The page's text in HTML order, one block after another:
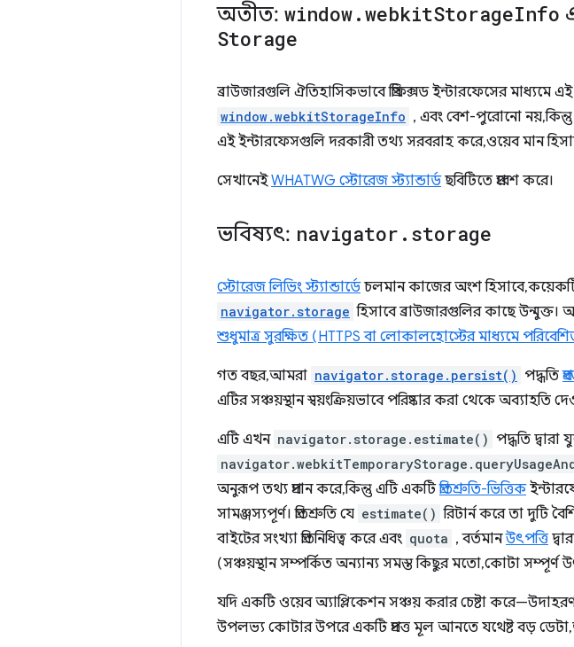
অতীত: window.webkitStorageInfo
Storage
ব্রাউজারগুলি ঐতিহাসিকভাবে প্রিফিক্সড ইন্টারফেসের
window.webkitStorageInfo , এবং বেশ-পুরোনো নয়,
এই ইন্টারফেসগুলি দরকারী তথ্য সরবরাহ করে, ওয়েব মান
সেখানেইWHATWG স্টোরেজ স্ট্যান্ডার্ডছবিটিতে প্রবেশ করে।
ভবিষ্যৎ: navigator . storage
স্টোরেজ লিভিং স্ট্যান্ডার্ডেচলমান কাজের অংশ হিসাবে,
navigator.storage হিসাবে ব্রাউজারগুলির কাছে
শুধুমাত্র সুরক্ষিত (HTTPS বা লোকালহোস্টের মাধ্যমে
গত বছর, আমরা navigator.storage.persist() পদ্ধতি
এটির সঞ্চয়স্থান স্বয়ংক্রিয়ভাবে পরিষ্কার করা থেকে অব্যাহতি
এটি এখন navigator.storage.estimate() পদ্ধতি দ্বারা
অনুরূপ তথ্য প্রদান করে, কিন্তু এটি একটিপ্রতিশ্রুতি-ভিত্তিক
সামঞ্জস্যপূর্ণ। প্রতিশ্রুতি যে estimate() রিটার্ন করে তা দুটি
বাইটের সংখ্যা প্রতিনিধিত্ব করে এবং quota , বর্তমানউৎপত্তি
(সঞ্চয়স্থান সম্পর্কিত অন্যান্য সমস্ত কিছুর মতো, কোটা সম্পূর্ণ
যদি একটি ওয়েব অ্যাপ্লিকেশন সঞ্চয় করার চেষ্টা
উপলভ্য কোটার উপরে একটি প্রদত্ত মূল আনতে যথেষ্ট বড়